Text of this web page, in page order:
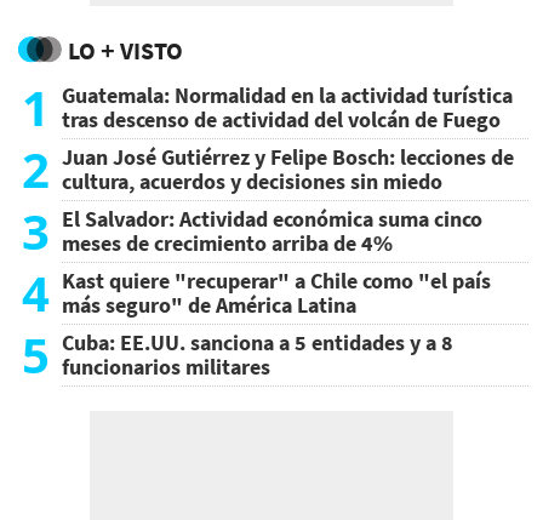
LO + VISTO
1
Guatemala: Normalidad en la actividad turística
tras descenso de actividad del volcán de Fuego
2 Juan José Gutiérrez y Felipe Bosch: lecciones de
cultura, acuerdos y decisiones sin miedo
3 El Salvador: Actividad económica suma cinco
meses de crecimiento arriba de 4%
4 Kast quiere "recuperar" a Chile como "el país
más seguro" de América Latina
5 Cuba: EE.UU. sanciona a 5 entidades y a 8
funcionarios militares